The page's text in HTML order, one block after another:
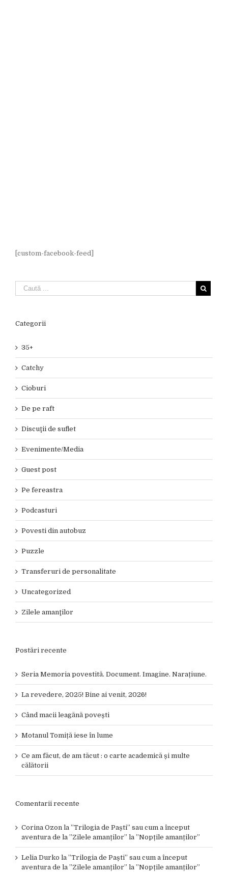
[custom-facebook-feed]
Categorii
35+
Catchy
Cioburi
De pe raft
Discuţii de suflet
Evenimente/Media
Guest post
Pe fereastra
Podcasturi
Povesti din autobuz
Puzzle
Transferuri de personalitate
Uncategorized
Zilele amanţilor
Postări recente
Seria Memoria povestită. Document. Imagine. Narațiune.
La revedere, 2025! Bine ai venit, 2026!
Când macii leagănă povești
Motanul Tomiță iese în lume
Ce am făcut, de am tăcut : o carte academică și multe
călătorii
Comentarii recente
Corina Ozon la ”Trilogia de Paști” sau cum a început
aventura de la ”Zilele amanților” la ”Nopțile amanților”
Lelia Durko la ”Trilogia de Paști” sau cum a început
aventura de la ”Zilele amanților” la ”Nopțile amanților”